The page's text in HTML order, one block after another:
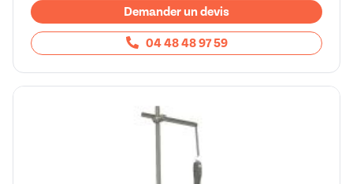
Demander un devis
04 48 48 97 59